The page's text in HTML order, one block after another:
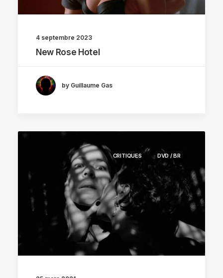
4 septembre 2023
New Rose Hotel
by Guillaume Gas
CRITIQUES DVD / BR